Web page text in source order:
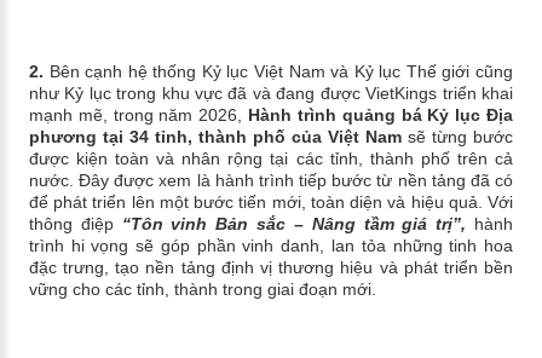
2. Bên cạnh hệ thống Kỷ lục Việt Nam và Kỷ lục Thế giới cũng
như Kỷ lục trong khu vực đã và đang được VietKings triển khai
mạnh mẽ, trong năm 2026, Hành trình quảng bá Kỷ lục Địa
phương tại 34 tỉnh, thành phố của Việt Namsẽ từng bước
được kiện toàn và nhân rộng tại các tỉnh, thành phố trên cả
nước. Đây được xem là hành trình tiếp bước từ nền tảng đã có
để phát triển lên một bước tiến mới, toàn diện và hiệu quả. Với
thông điệp “Tôn vinh Bản sắc – Nâng tầm giá trị”, hành
trình hi vọng sẽ góp phần vinh danh, lan tỏa những tinh hoa
đặc trưng, tạo nền tảng định vị thương hiệu và phát triển bền
vững cho các tỉnh, thành trong giai đoạn mới.